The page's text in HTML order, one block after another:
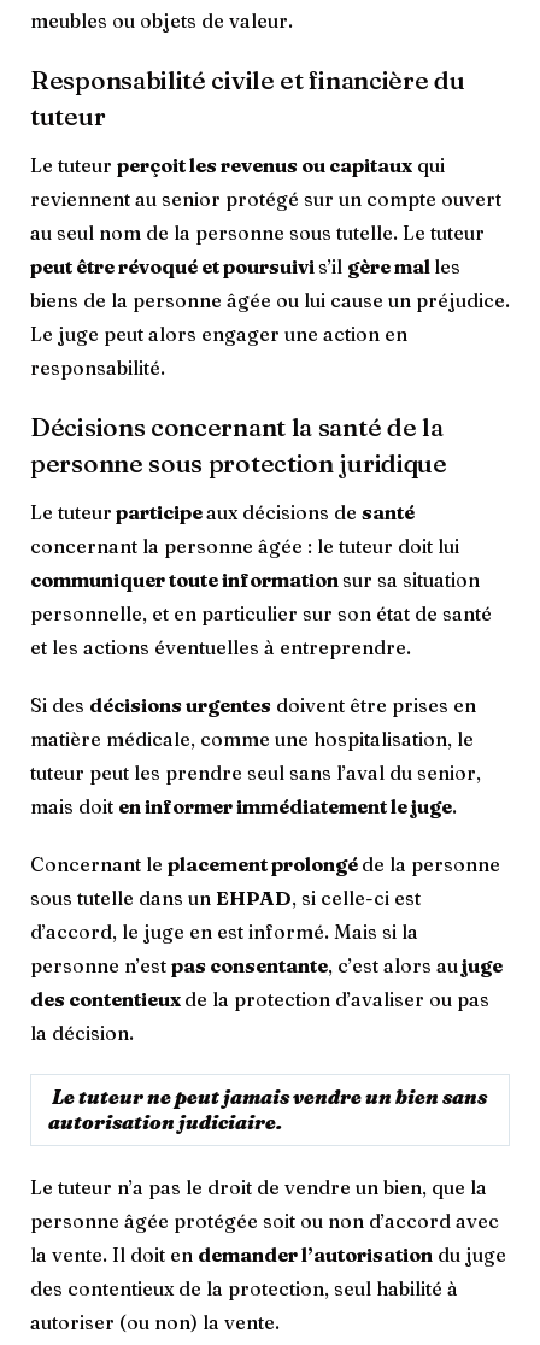
meubles ou objets de valeur.
Responsabilité civile et financière du
tuteur
Le tuteur perçoit les revenus ou capitaux qui
reviennent au senior protégé sur un compte ouvert
au seul nom de la personne sous tutelle. Le tuteur
peut être révoqué et poursuivi s’il gère mal les
biens de la personne âgée ou lui cause un préjudice.
Le juge peut alors engager une action en
responsabilité.
Décisions concernant la santé de la
personne sous protection juridique
Le tuteur participeaux décisions de santé
concernant la personne âgée : le tuteur doit lui
communiquer toute information sur sa situation
personnelle, et en particulier sur son état de santé
et les actions éventuelles à entreprendre.
Si des décisions urgentes doivent être prises en
matière médicale, comme une hospitalisation, le
tuteur peut les prendre seul sans l’aval du senior,
mais doit en informer immédiatement le juge.
Concernant le placement prolongé de la personne
sous tutelle dans un EHPAD, si celle-ci est
d’accord, le juge en est informé. Mais si la
personne n’est pas consentante, c’est alors au juge
des contentieux de la protection d’avaliser ou pas
la décision.
Le tuteur ne peut jamais vendre un bien sans
autorisation judiciaire.
Le tuteur n’a pas le droit de vendre un bien, que la
personne âgée protégée soit ou non d’accord avec
la vente. Il doit en demander l’autorisation du juge
des contentieux de la protection, seul habilité à
autoriser (ou non) la vente.